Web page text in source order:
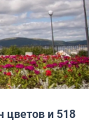
цветов и 518